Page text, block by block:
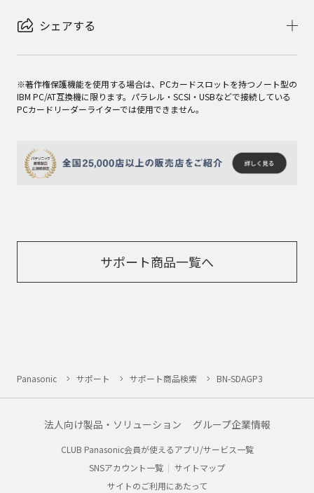
シェアする
※著作権保護機能を使用する場合は、PCカードスロットを持つノート型の
IBM PC/AT互換機に限ります。パラレル・SCSI・USBなどで接続している
PCカードリーダーライターでは使用できません。
サポート商品一覧へ
Panasonic サポート サポート商品検索 BN-SDAGP3
法人向け製品・ソリューション グループ企業情報
CLUB Panasonic会員が使えるアプリ/サービス一覧
SNSアカウント一覧
サイトマップ
サイトのご利用にあたって